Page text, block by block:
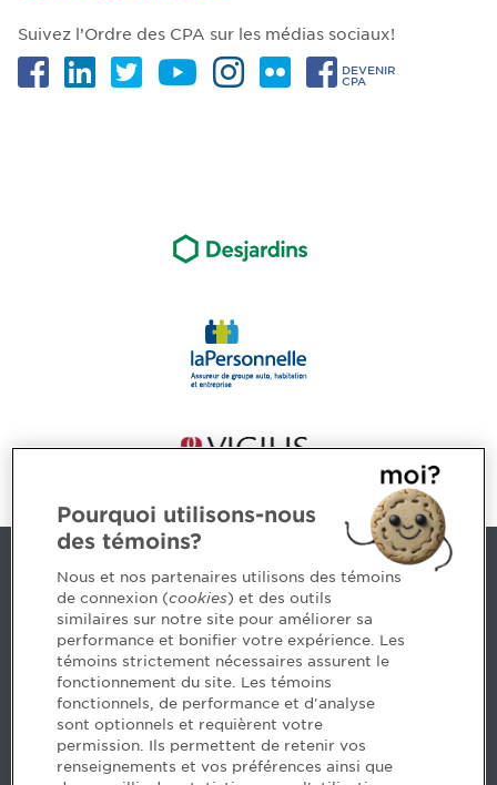
Suivez l’Ordre des CPA sur les médias sociaux!
DEVENIR
CPA
Nous joindre
5, Place Ville Marie, bureau 800, Montréal (Québec)
H3B 2G2
www.cpaquebec.ca
Des questions? Faites appel à notre équipe >
Envie de mettre de l’Ordre dans votre carrière? Voyez
Pourquoi utilisons-nous
des témoins?
Nous et nos partenaires utilisons des témoins
de connexion (cookies) et des outils
similaires sur notre site pour améliorer sa
performance et bonifier votre expérience. Les
témoins strictement nécessaires assurent le
fonctionnement du site. Les témoins
fonctionnels, de performance et d'analyse
sont optionnels et requièrent votre
permission. Ils permettent de retenir vos
renseignements et vos préférences ainsi que